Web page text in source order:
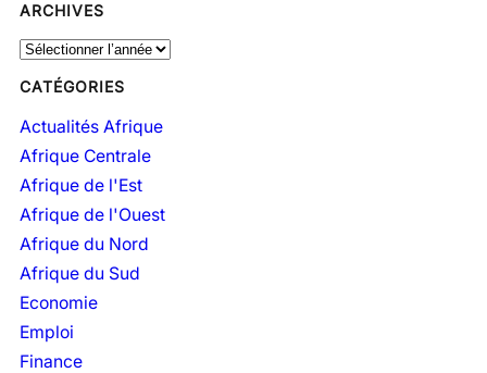
ARCHIVES
A
c
h
v
CATÉGORIES
Actualités Afrique
Afrique Centrale
Afrique de l'Est
Afrique de l'Ouest
Afrique du Nord
Afrique du Sud
Economie
Emploi
Finance